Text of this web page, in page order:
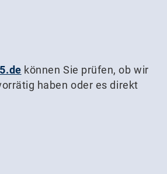
können Sie prüfen, ob wir
haben oder es direkt